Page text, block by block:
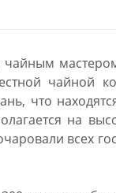
чайным
чайной
что
на
всех